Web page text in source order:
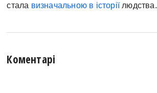
стала визначальною в історіїлюдства.
Коментарі